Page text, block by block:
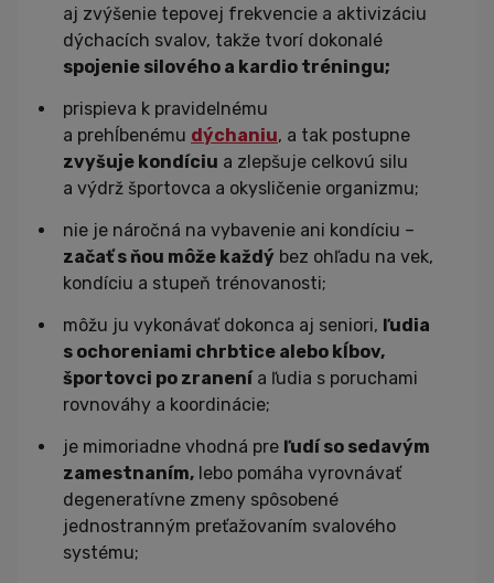
aj zvýšenie tepovej frekvencie a aktivizáciu
dýchacích svalov, takže tvorí dokonalé
spojenie silového a kardio tréningu;
prispieva k pravidelnému
a prehĺbenému dýchaniu, a tak postupne
zvyšuje kondíciu a zlepšuje celkovú silu
a výdrž športovca a okysličenie organizmu;
nie je náročná na vybavenie ani kondíciu –
začať s ňou môže každý bez ohľadu na vek,
kondíciu a stupeň trénovanosti;
môžu ju vykonávať dokonca aj seniori, ľudia
s ochoreniami chrbtice alebo kĺbov,
športovci po zranenía ľudia s poruchami
rovnováhy a koordinácie;
je mimoriadne vhodná pre ľudí so sedavým
zamestnaním, lebo pomáha vyrovnávať
degeneratívne zmeny spôsobené
jednostranným preťažovaním svalového
systému;